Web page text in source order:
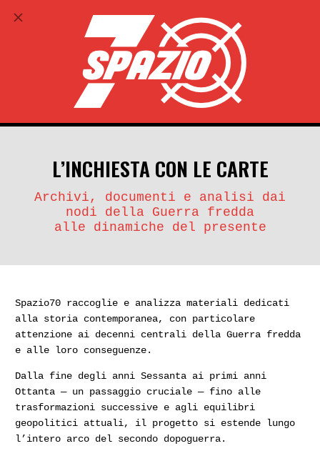
ABBONATI
search account_circle
L’INCHIESTA CON LE CARTE
Archivi, documenti e analisi dai
nodi della Guerra fredda
alle dinamiche del presente
Spazio70 raccoglie e analizza materiali dedicati
alla storia contemporanea, con particolare
attenzione ai decenni centrali della Guerra fredda
e alle loro conseguenze.
Dalla fine degli anni Sessanta ai primi anni
Ottanta — un passaggio cruciale — fino alle
trasformazioni successive e agli equilibri
geopolitici attuali, il progetto si estende lungo
l’intero arco del secondo dopoguerra.